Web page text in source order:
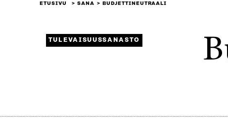
ETUSIVU SANA BUDJETTINEUTRAALI
TULEVAISUUSSANASTO